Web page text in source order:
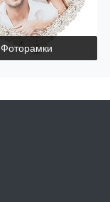
Фоторамки